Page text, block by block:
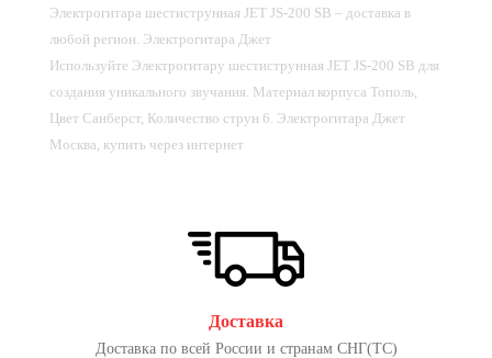
Электрогитара шестиструнная JET JS-200 SB – доставка в
любой регион. Электрогитара Джет
Используйте Электрогитару шестиструнная JET JS-200 SB для
создания уникального звучания. Материал корпуса Тополь,
Цвет Санберст, Количество струн 6. Электрогитара Джет
Москва, купить через интернет
Доставка
Доставка по всей России и странам СНГ(ТС)